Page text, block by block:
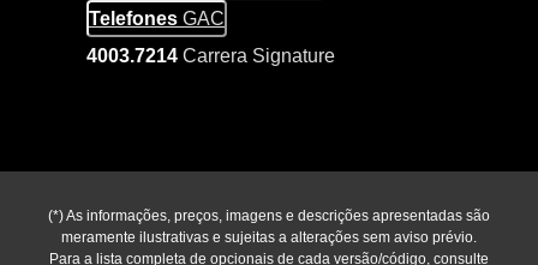
Telefones GAC
4003.7214 Carrera Signature
(*) As informações, preços, imagens e descrições apresentadas são
meramente ilustrativas e sujeitas a alterações sem aviso prévio.
Para a lista completa de opcionais de cada versão/código, consulte